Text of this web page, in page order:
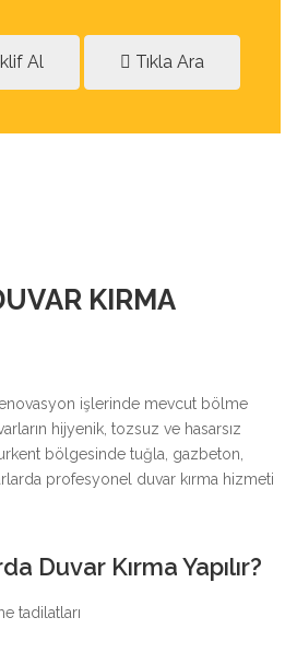
Al Tıkla Ara
KIRMA
işlerinde mevcut bölme
hijyenik, tozsuz ve hasarsız
bölgesinde tuğla, gazbeton,
profesyonel duvar kırma hizmeti
Duvar Kırma Yapılır?
tadilatları